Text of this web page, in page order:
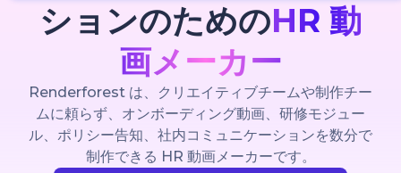
ションのためのHR 動
画メーカー
Renderforest は、クリエイティブチームや制作チー
ムに頼らず、オンボーディング動画、研修モジュー
ル、ポリシー告知、社内コミュニケーションを数分で
制作できる HR 動画メーカーです。